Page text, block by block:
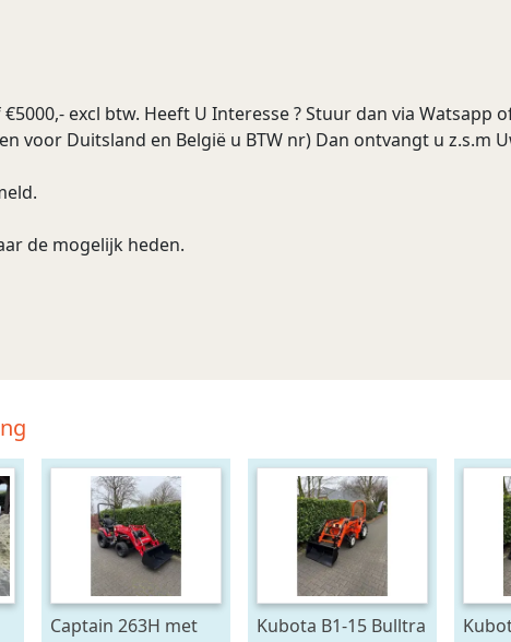
excl btw. Heeft U Interesse ? Stuur dan via Watsapp
voor Duitsland en België u BTW nr) Dan ontvangt u z.s.m
de mogelijk heden.
Captain 263H met
Kubota B1-15 Bulltra